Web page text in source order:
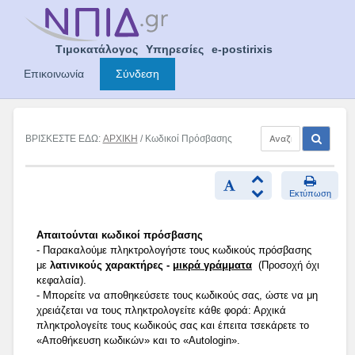
Τιμοκατάλογος Υπηρεσίες
e-postirixis
Επικοινωνία
Σύνδεση
ΒΡΙΣΚΕΣΤΕ ΕΔΩ: ΑΡΧΙΚΗ / Κωδικοί Πρόσβασης
Εκτύπωση
Απαιτούνται κωδικοί πρόσβασης
- Παρακαλούμε πληκτρολογήστε τους κωδικούς πρόσβασης
με λατινικούς χαρακτήρες - μικρά γράμματα (Προσοχή όχι
κεφαλαία).
- Μπορείτε να αποθηκεύσετε τους κωδικούς σας, ώστε να μη
χρειάζεται να τους πληκτρολογείτε κάθε φορά: Αρχικά
πληκτρολογείτε τους κωδικούς σας και έπειτα τσεκάρετε το
«Αποθήκευση κωδικών» και το «Autologin».